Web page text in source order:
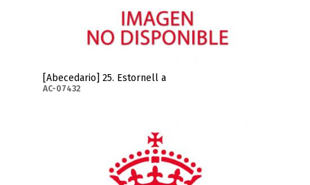
[Abecedario] 25. Estornell a
AC-07432